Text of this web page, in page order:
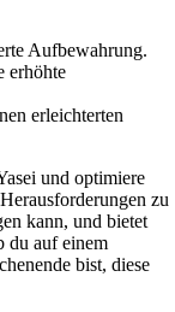
Aufbewahrung.
erhöhte
erleichterten
und optimiere
zu
kann, und bietet
du auf einem
bist, diese